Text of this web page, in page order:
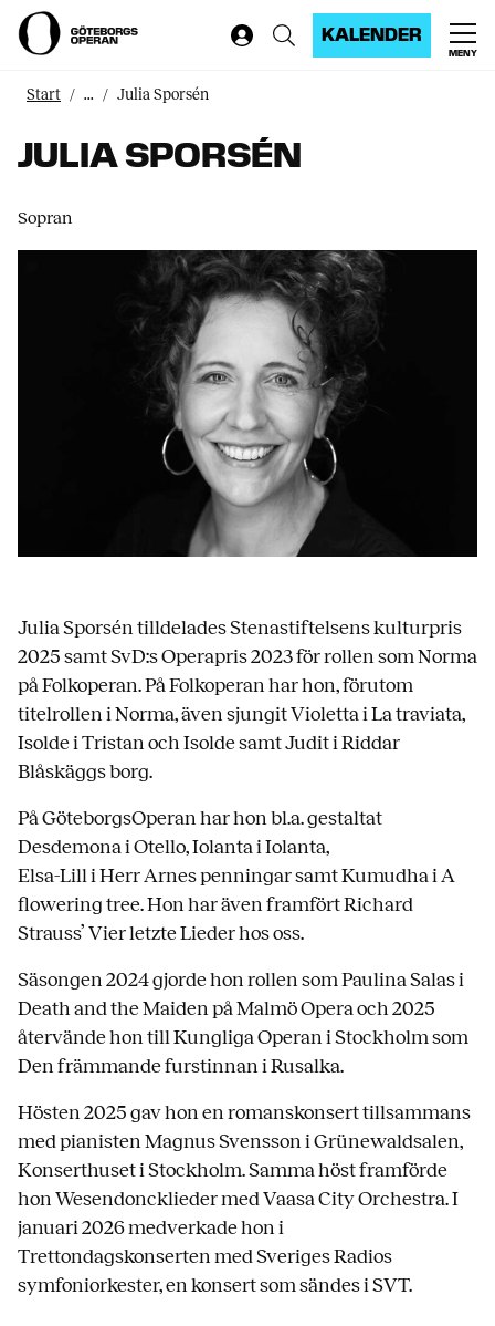
KALENDER
MENY
Start ... Julia Sporsén
JULIA SPORSÉN
Sopran
Julia Sporsén tilldelades Stenastiftelsens kulturpris
2025 samt SvD:s Operapris 2023 för rollen som Norma
på Folkoperan. På Folkoperan har hon, förutom
titelrollen i Norma, även sjungit Violetta i La traviata,
Isolde i Tristan och Isolde samt Judit i Riddar
Blåskäggs borg.
På GöteborgsOperan har hon bl.a. gestaltat
Desdemona i Otello, Iolanta i Iolanta,
Elsa-Lill i Herr Arnes penningar samt Kumudha i A
flowering tree. Hon har även framfört Richard
Strauss’ Vier letzte Lieder hos oss.
Säsongen 2024 gjorde hon rollen som Paulina Salas i
Death and the Maiden på Malmö Opera och 2025
återvände hon till Kungliga Operan i Stockholm som
Den främmande furstinnan i Rusalka.
Hösten 2025 gav hon en romanskonsert tillsammans
med pianisten Magnus Svensson i Grünewaldsalen,
Konserthuset i Stockholm. Samma höst framförde
hon Wesendoncklieder med Vaasa City Orchestra. I
januari 2026 medverkade hon i
Trettondagskonserten med Sveriges Radios
symfoniorkester, en konsert som sändes i SVT.